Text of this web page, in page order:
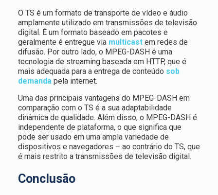
O TS é um formato de transporte de vídeo e áudio
amplamente utilizado em transmissões de televisão
digital. É um formato baseado em pacotes e
geralmente é entregue via multicastem redes de
difusão. Por outro lado, o MPEG-DASH é uma
tecnologia de streaming baseada em HTTP, que é
mais adequada para a entrega de conteúdo sob
demandapela internet.
Uma das principais vantagens do MPEG-DASH em
comparação com o TS é a sua adaptabilidade
dinâmica de qualidade. Além disso, o MPEG-DASH é
independente de plataforma, o que significa que
pode ser usado em uma ampla variedade de
dispositivos e navegadores – ao contrário do TS, que
é mais restrito a transmissões de televisão digital.
Conclusão